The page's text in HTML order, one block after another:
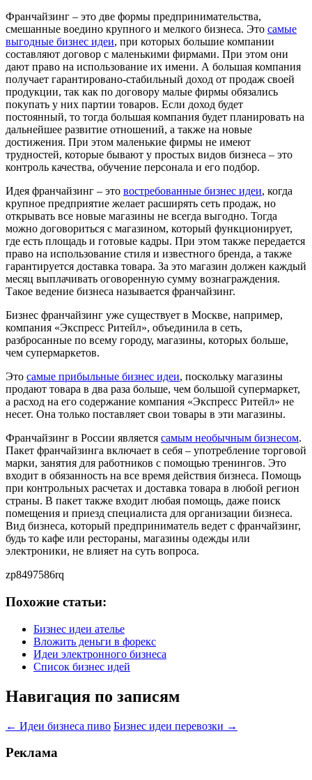
Франчайзинг – это две формы предпринимательства,
смешанные воедино крупного и мелкого бизнеса. Это самые
выгодные бизнес идеи, при которых большие компании
составляют договор с маленькими фирмами. При этом они
дают право на использование их имени. А большая компания
получает гарантировано-стабильный доход от продаж своей
продукции, так как по договору малые фирмы обязались
покупать у них партии товаров. Если доход будет
постоянный, то тогда большая компания будет планировать на
дальнейшее развитие отношений, а также на новые
достижения. При этом маленькие фирмы не имеют
трудностей, которые бывают у простых видов бизнеса – это
контроль качества, обучение персонала и его подбор.
Идея франчайзинг – это востребованные бизнес идеи, когда
крупное предприятие желает расширять сеть продаж, но
открывать все новые магазины не всегда выгодно. Тогда
можно договориться с магазином, который функционирует,
где есть площадь и готовые кадры. При этом также передается
право на использование стиля и известного бренда, а также
гарантируется доставка товара. За это магазин должен каждый
месяц выплачивать оговоренную сумму вознаграждения.
Такое ведение бизнеса называется франчайзинг.
Бизнес франчайзинг уже существует в Москве, например,
компания «Экспресс Ритейл», объединила в сеть,
разбросанные по всему городу, магазины, которых больше,
чем супермаркетов.
Это самые прибыльные бизнес идеи, поскольку магазины
продают товара в два раза больше, чем большой супермаркет,
а расход на его содержание компания «Экспресс Ритейл» не
несет. Она только поставляет свои товары в эти магазины.
Франчайзинг в России является самым необычным бизнесом.
Пакет франчайзинга включает в себя – употребление торговой
марки, занятия для работников с помощью тренингов. Это
входит в обязанность на все время действия бизнеса. Помощь
при контрольных расчетах и доставка товара в любой регион
страны. В пакет также входит любая помощь, даже поиск
помещения и приезд специалиста для организации бизнеса.
Вид бизнеса, который предприниматель ведет с франчайзинг,
будь то кафе или рестораны, магазины одежды или
электроники, не влияет на суть вопроса.
zp8497586rq
Похожие статьи:
Бизнес идеи ателье
Вложить деньги в форекс
Идеи электронного бизнеса
Список бизнес идей
Навигация по записям
← Идеи бизнеса пиво Бизнес идеи перевозки →
Реклама